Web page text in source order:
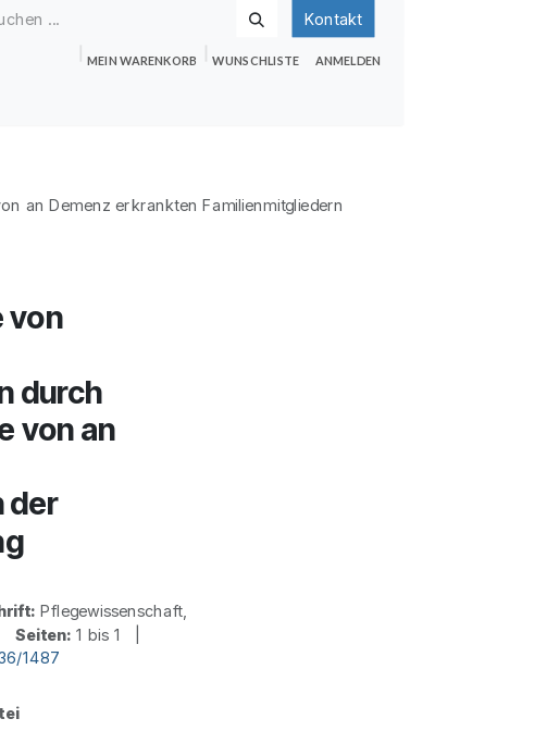
Kontakt
MEIN WARENKORB WUNSCHLISTE ANMELDEN
an Demenz erkrankten Familienmitgliedern
von
durch
von an
der
Pflegewissenschaft,
Seiten: 1 bis 1 |
1487